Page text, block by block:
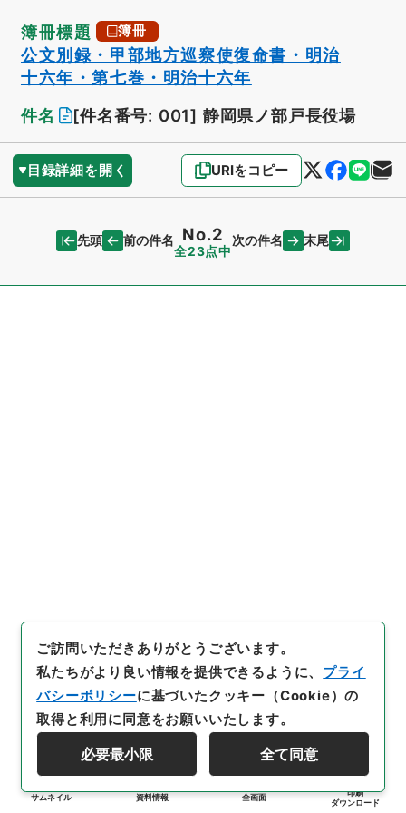
簿冊標題 簿冊
公文別録・甲部地方巡察使復命書・明治
十六年・第七巻・明治十六年
件名
[件名番号: 001] 静岡県ノ部戸長役場
目録詳細を開く URIをコピー
先頭 前の件名 No.2
全23点中
次の件名 末尾
サムネイル 資料情報 全画面
印刷
ダウンロード
ご訪問いただきありがとうございます。
私たちがより良い情報を提供できるように、 プライ
バシーポリシーに基づいたクッキー（Cookie）の
取得と利用に同意をお願いいたします。
必要最小限 全て同意